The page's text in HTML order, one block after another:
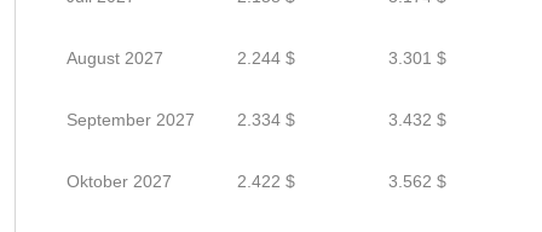
August 2027 2.244 $ 3.301 $
September 2027 2.334 $ 3.432 $
Oktober 2027 2.422 $ 3.562 $